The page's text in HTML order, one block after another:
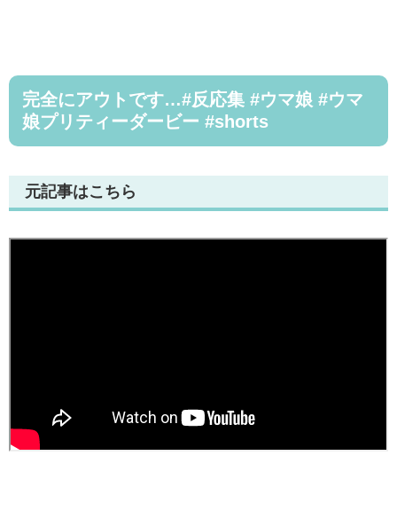
完全にアウトです…#反応集 #ウマ娘 #ウマ
娘プリティーダービー #shorts
元記事はこちら